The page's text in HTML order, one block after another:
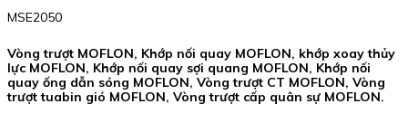
MSE2050
Vòng trượt MOFLON, Khớp nối quay MOFLON, khớp xoay thủy
lực MOFLON, Khớp nối quay sợi quang MOFLON, Khớp nối
quay ống dẫn sóng MOFLON, Vòng trượt CT MOFLON, Vòng
trượt tuabin gió MOFLON, Vòng trượt cấp quân sự MOFLON.